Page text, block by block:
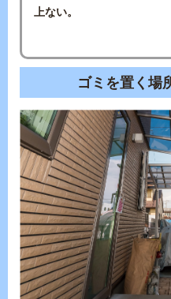
上ない。
ゴミを置く場